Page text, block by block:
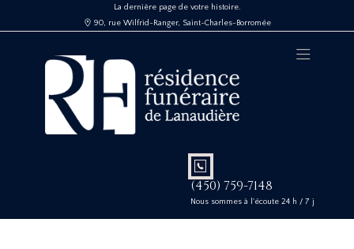
La dernière page de votre histoire.
90, rue Wilfrid-Ranger, Saint-Charles-Borromée
(450) 759-7148
Nous sommes à l'écoute 24 h / 7 j